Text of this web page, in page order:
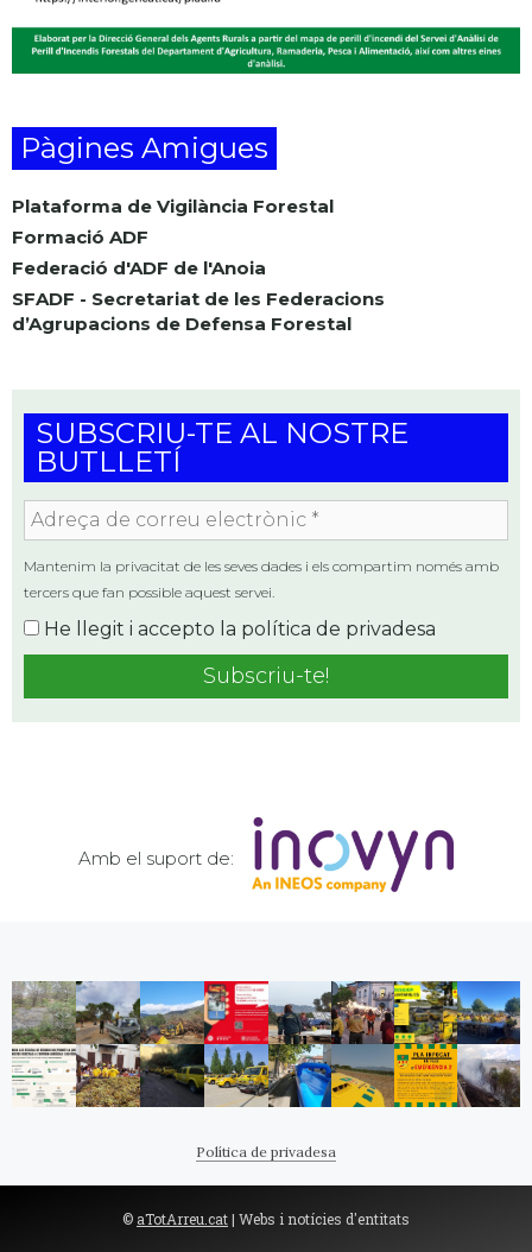
Pàgines Amigues
Plataforma de Vigilància Forestal
Formació ADF
Federació d'ADF de l'Anoia
SFADF - Secretariat de les Federacions
d’Agrupacions de Defensa Forestal
SUBSCRIU-TE AL NOSTRE
BUTLLETÍ
Adreça
de
correu
electrònic
*
Mantenim la privacitat de les seves dades i els compartim només amb
tercers que fan possible aquest servei.
He llegit i accepto la política de privadesa
Amb el suport de:
Política de privadesa
© aTotArreu.cat| Webs i notícies d'entitats